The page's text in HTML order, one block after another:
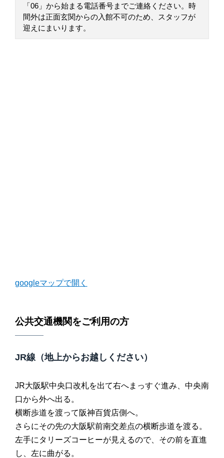
「06」から始まる電話番号までご連絡ください。時
間外は正面玄関からの入館不可のため、スタッフが
迎えにまいります。
googleマップで開く
公共交通機関をご利用の方
JR線（地上からお越しください）
JR大阪駅中央口改札を出て右へまっすぐ進み、中央南
口から外へ出る。
横断歩道を渡って阪神百貨店側へ。
さらにその先の大阪駅前南交差点の横断歩道を渡る。
左手にタリーズコーヒーが見えるので、その前を直進
し、左に曲がる。